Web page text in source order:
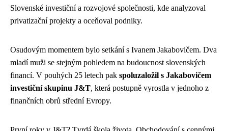
Slovenské investiční a rozvojové společnosti, kde analyzoval
privatizační projekty a oceňoval podniky.
Osudovým momentem bylo setkání s Ivanem Jakabovičem. Dva
mladí muži se stejným pohledem na budoucnost slovenských
financí. V pouhých 25 letech pak spoluzaložil s Jakabovičem
investiční skupinu J&T, která postupně vyrostla v jednoho z
finančních obrů střední Evropy.